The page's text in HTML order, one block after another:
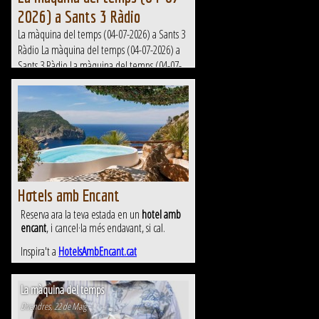
2026) a Sants 3 Ràdio
La màquina del temps (04-07-2026) a Sants 3
Ràdio La màquina del temps (04-07-2026) a
Sants 3 Ràdio La màquina del temps (04-07-
2026) a Sants 3 Ràdio La màquina del temps
(04-07-2026) a Sants 3 Ràdio La màquina del
temps (04-07-2026) a Sants 3...
Hotels amb Encant
Reserva ara la teva estada en un hotel amb
encant, i cancel·la més endavant, si cal.
Inspira't a HotelsAmbEncant.cat
La màquina del temps
Divendres, 22 de Maig